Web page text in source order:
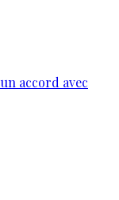
accord avec